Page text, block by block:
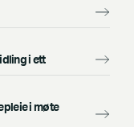
i ett
i møte